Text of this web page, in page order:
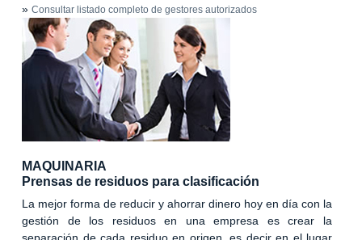
» Consultar listado completo de gestores autorizados
MAQUINARIA
Prensas de residuos para clasificación
La mejor forma de reducir y ahorrar dinero hoy en día con la
gestión de los residuos en una empresa es crear la
separación de cada residuo en origen, es decir en el lugar